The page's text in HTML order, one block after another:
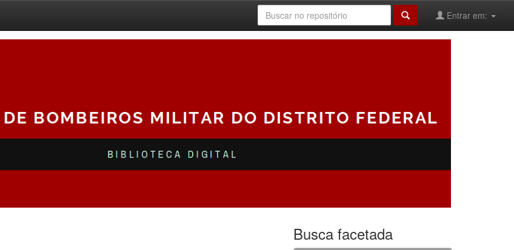
Entrar em:
Busca facetada